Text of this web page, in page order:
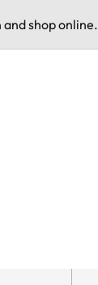
shop online.